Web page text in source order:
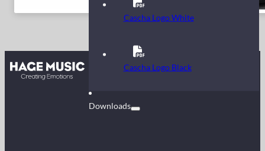
Kontakt
Downloads
Cascha Logo White
Cascha Logo Black